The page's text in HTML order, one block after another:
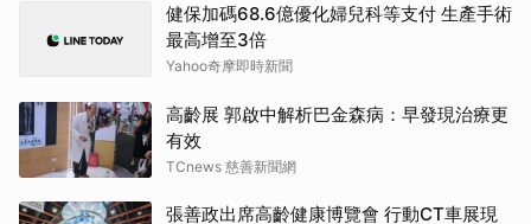
健保加碼68.6億優化婦兒科等支付 生產手術
最高增至3倍
Yahoo奇摩即時新聞
高齡展 郭啟中解析巴金森病：早發現治療更
有效
TCnews 慈善新聞網
張善政出席高齡健康博覽會 行動CT車展現